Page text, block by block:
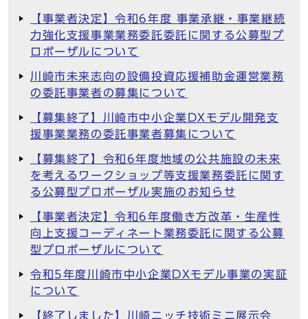
【事業者決定】令和6年度 事業承継・事業継続
力強化支援事業業務委託委託に関する公募型プ
ロポーザルについて
川崎市未来志向の設備投資応援補助金運営業務
の委託事業者の募集について
【募集終了】川崎市中小企業DXモデル開発支
援事業業務の委託事業者募集について
【募集終了】令和6年度地域の公共施設の未来
を考えるワークショップ等支援業務委託に関す
る公募型プロポーザル実施のお知らせ
【事業者決定】令和6年度働き方改革・生産性
向上支援コーディネート業務委託に関する公募
型プロポーザルについて
令和5年度川崎市中小企業DXモデル事業の実証
について
【終了しました】川崎ニッチ技術ミニ展示会